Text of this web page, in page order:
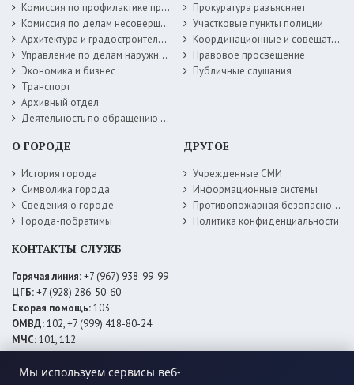
Мы используем сервисы веб-
Комиссия по профилактике правонарушений
Комиссия по делам несовершеннолетних
Архитектура и градостроительство
Управление по делам наружной рекламы
Экономика и бизнес
Транспорт
Архивный отдел
Деятельность по обращению с животными без владельцев
Прокуратура разъясняет
Участковые пункты полиции
Координационные и совещательные органы
Правовое просвещение
Публичные слушания
О ГОРОДЕ
История города
Символика города
Сведения о городе
Города-побратимы
ДРУГОЕ
Учрежденные СМИ
Информационные системы
Противопожарная безопасность
Политика конфиденциальности
КОНТАКТЫ СЛУЖБ
Горячая линия:+7 (967) 938-99-99
ЦГБ:+7 (928) 286-50-60
Скорая помощь:103
ОМВД:102, +7 (999) 418-80-24
МЧС:101, 112
ЕДДС:+7 (928) 576-09-83
Электросети:+7 (800) 220-02-20